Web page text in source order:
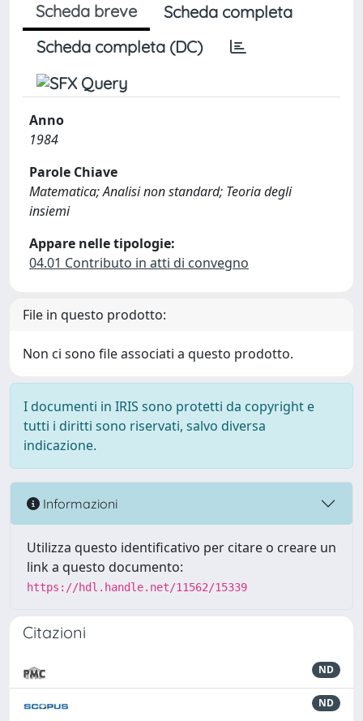
Scheda breve
Scheda completa
Scheda completa (DC)
Anno
1984
Parole Chiave
Matematica; Analisi non standard; Teoria degli
insiemi
Appare nelle tipologie:
04.01 Contributo in atti di convegno
File in questo prodotto:
Non ci sono file associati a questo prodotto.
I documenti in IRIS sono protetti da copyright e
tutti i diritti sono riservati, salvo diversa
indicazione.
Informazioni
Utilizza questo identificativo per citare o creare un
link a questo documento:
https://hdl.handle.net/11562/15339
Citazioni
ND
ND